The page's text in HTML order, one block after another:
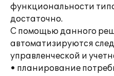
функциональности
достаточно.
С помощью данного
автоматизируются
управленческой и
• планирование